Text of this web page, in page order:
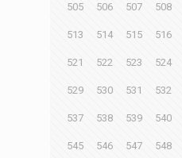
505 506 507 508
513 514 515 516
521 522 523 524
529 530 531 532
537 538 539 540
545 546 547 548